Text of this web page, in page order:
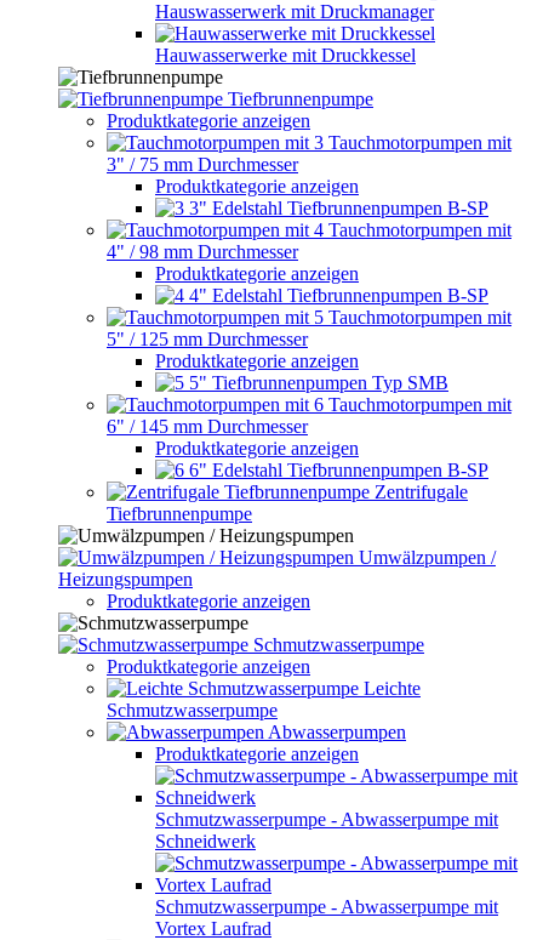
Hauswasserwerk mit Druckmanager
Hauwasserwerke mit Druckkessel
Tiefbrunnenpumpe
Produktkategorie anzeigen
Tauchmotorpumpen mit
3" / 75 mm Durchmesser
Produktkategorie anzeigen
3" Edelstahl Tiefbrunnenpumpen B-SP
Tauchmotorpumpen mit
4" / 98 mm Durchmesser
Produktkategorie anzeigen
4" Edelstahl Tiefbrunnenpumpen B-SP
Tauchmotorpumpen mit
5" / 125 mm Durchmesser
Produktkategorie anzeigen
5" Tiefbrunnenpumpen Typ SMB
Tauchmotorpumpen mit
6" / 145 mm Durchmesser
Produktkategorie anzeigen
6" Edelstahl Tiefbrunnenpumpen B-SP
Zentrifugale
Tiefbrunnenpumpe
Umwälzpumpen /
Heizungspumpen
Produktkategorie anzeigen
Schmutzwasserpumpe
Produktkategorie anzeigen
Leichte
Schmutzwasserpumpe
Abwasserpumpen
Produktkategorie anzeigen
Schmutzwasserpumpe - Abwasserpumpe mit
Schneidwerk
Schmutzwasserpumpe - Abwasserpumpe mit
Vortex Laufrad